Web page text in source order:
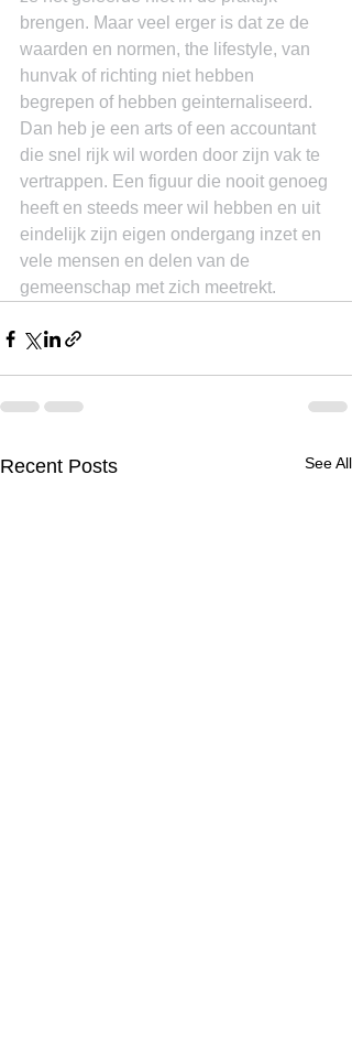
brengen. Maar veel erger is dat ze de
waarden en normen, the lifestyle, van
hunvak of richting niet hebben
begrepen of hebben geinternaliseerd.
Dan heb je een arts of een accountant
die snel rijk wil worden door zijn vak te
vertrappen. Een figuur die nooit genoeg
heeft en steeds meer wil hebben en uit
eindelijk zijn eigen ondergang inzet en
vele mensen en delen van de
gemeenschap met zich meetrekt.
Recent Posts See All